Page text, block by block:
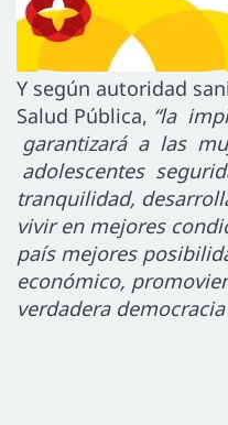
Y según autoridad
Salud Pública, “la
garantizará a las
adolescentes
tranquilidad,
vivir en mejores
país mejores
económico,
verdadera